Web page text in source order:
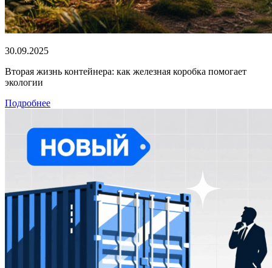
30.09.2025
Вторая жизнь контейнера: как железная коробка помогает
экологии
Подробнее